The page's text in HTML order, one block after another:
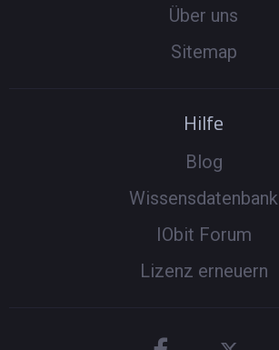
Über uns
Sitemap
Hilfe
Blog
Wissensdatenbank
IObit Forum
Lizenz erneuern